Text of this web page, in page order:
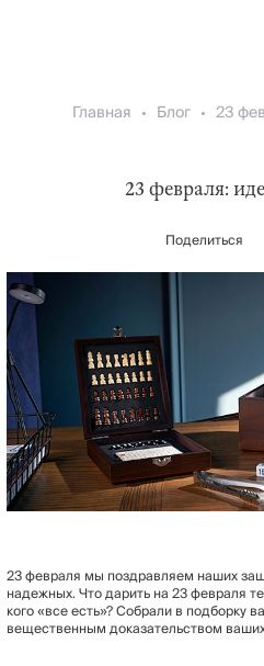
Главная Блог 23
23 февраля:
Поделиться
23 февраля мы поздравляем наших
надежных. Что дарить на 23 февраля
кого «все есть»? Собрали в подборку
вещественным доказательством